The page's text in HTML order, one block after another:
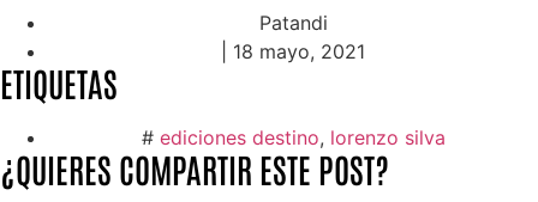
Patandi
18 mayo, 2021
ETIQUETAS
# ediciones destino, lorenzo silva
¿QUIERES COMPARTIR ESTE POST?